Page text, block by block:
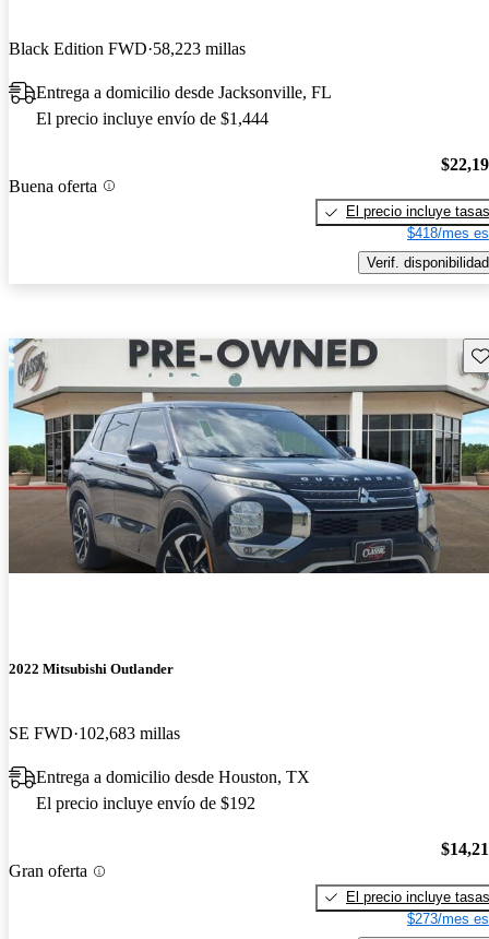
Black Edition FWD 58,223 millas
Entrega a domicilio desde Jacksonville, FL
El precio incluye envío de $1,444
Buena oferta
El precio incluye tasas
$418/mes
Verif. disponibilidad
2022 Mitsubishi Outlander
SE FWD 102,683 millas
Entrega a domicilio desde Houston, TX
El precio incluye envío de $192
Gran oferta
El precio incluye tasas
$273/mes